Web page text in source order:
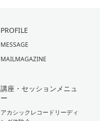
PROFILE
MESSAGE
MAILMAGAZINE
講座・セッションメニュ
ー
アカシックレコードリーディ